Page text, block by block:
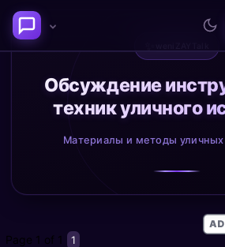
Последние темы
Философия сознания:
где граница между "я" и
Обсуждение
техник уличного
Материалы и методы
Page 1 of 1 1